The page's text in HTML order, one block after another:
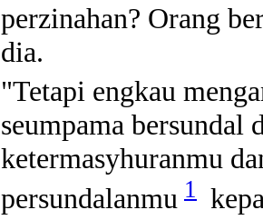
perzinahan? Orang
dia.
"Tetapi engkau
seumpama bersundal
ketermasyhuranmu
persundalanmu 1